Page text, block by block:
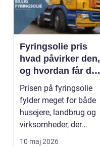
Fyringsolie pris
hvad påvirker den,
og hvordan får du
mest for pengene?
Prisen på fyringsolie
fylder meget for både
husejere, landbrug og
virksomheder, der
opvarmer med oli...
10 maj 2026